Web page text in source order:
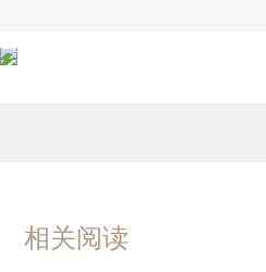
相关阅读